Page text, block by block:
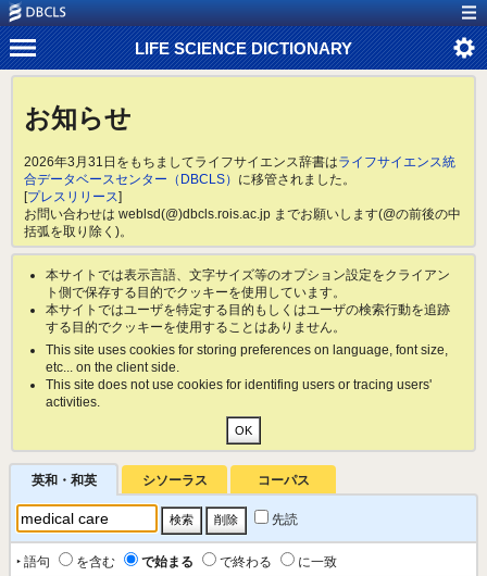
LIFE SCIENCE DICTIONARY
お知らせ
2026年3月31日をもちましてライフサイエンス辞書はライフサイエンス統
合データベースセンター（DBCLS） に移管されました。
[プレスリリース]
お問い合わせは weblsd(@)dbcls.rois.ac.jp までお願いします(@の前後の中
括弧を取り除く)。
本サイトでは表示言語、文字サイズ等のオプション設定をクライアン
ト側で保存する目的でクッキーを使用しています。
本サイトではユーザを特定する目的もしくはユーザの検索行動を追跡
する目的でクッキーを使用することはありません。
This site uses cookies for storing preferences on language, font size,
etc... on the client side.
This site does not use cookies for identifing users or tracing users'
activities.
英和・和英 シソーラス コーパス
先読
‣ 語句 を含む で始まる で終わる
に一致